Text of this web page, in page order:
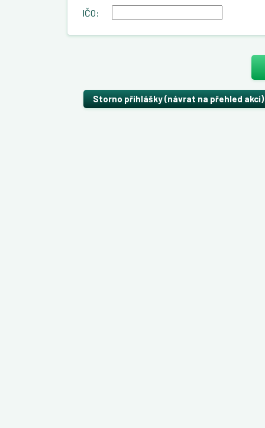
IČO:
Storno přihlášky (návrat na přehled akci)